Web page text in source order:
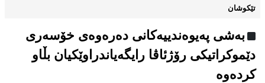
تێکوشان
بەشی پەیوەندییەکانی دەرەوەی خۆسەری
دێموکراتیکی رۆژئاڤا رایگەیاندراوێکیان بڵاو
کردەوە